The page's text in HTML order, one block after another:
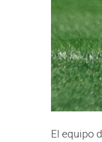
El equipo